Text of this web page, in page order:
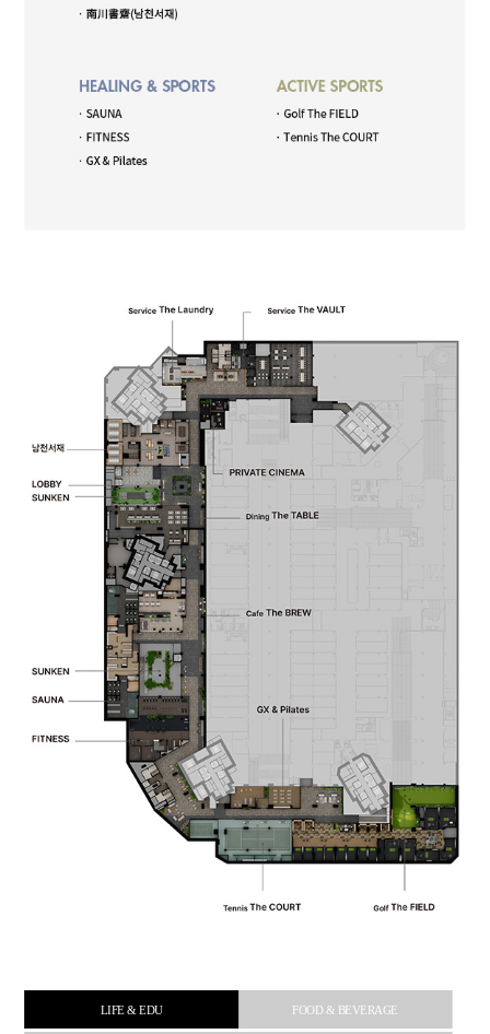
LIFE & EDU FOOD & BEVERAGE